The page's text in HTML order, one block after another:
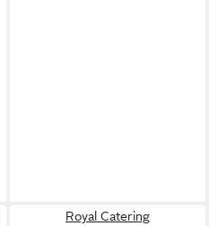
Royal Catering